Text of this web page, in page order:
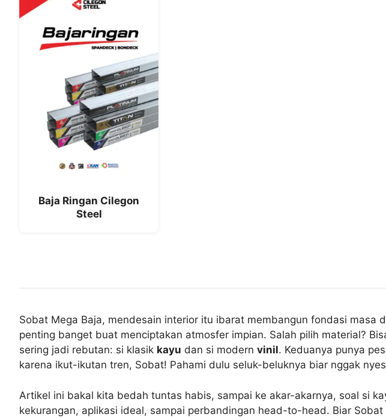
Baja Ringan Cilegon
Steel
Sobat Mega Baja, mendesain interior itu ibarat membangun fondasi
penting banget buat menciptakan atmosfer impian. Salah pilih material?
sering jadi rebutan: si klasik kayu dan si modern vinil. Keduanya punya
karena ikut-ikutan tren, Sobat! Pahami dulu seluk-beluknya biar nggak
Artikel ini bakal kita bedah tuntas habis, sampai ke akar-akarnya, soal si
kekurangan, aplikasi ideal, sampai perbandingan head-to-head. Biar